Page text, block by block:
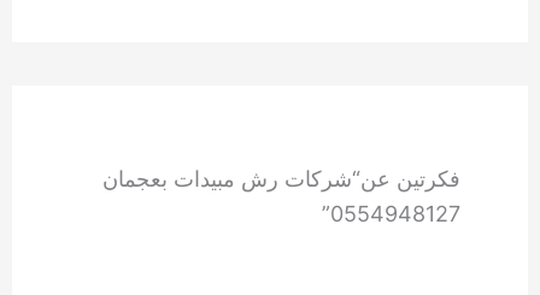
فكرتين عن“شركات رش مبيدات بعجمان
0554948127”